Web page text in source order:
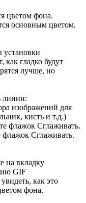
цветом фона.
основным цветом.
установки
как гладко будут
лучше, но
линии:
изображений для
кисть и т.д.)
флажок Сглаживать.
флажок Сглаживать.
на вкладку
GIF
как это
фона.